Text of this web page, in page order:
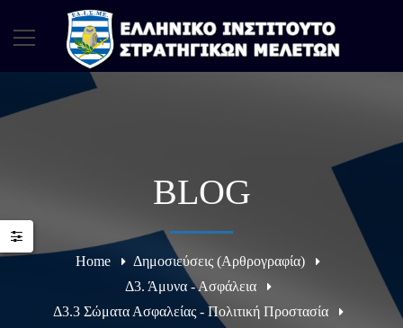
BLOG
Home
Δημοσιεύσεις (Αρθρογραφία)
Δ3. Άμυνα - Ασφάλεια
Δ3.3 Σώματα Ασφαλείας - Πολιτική Προστασία